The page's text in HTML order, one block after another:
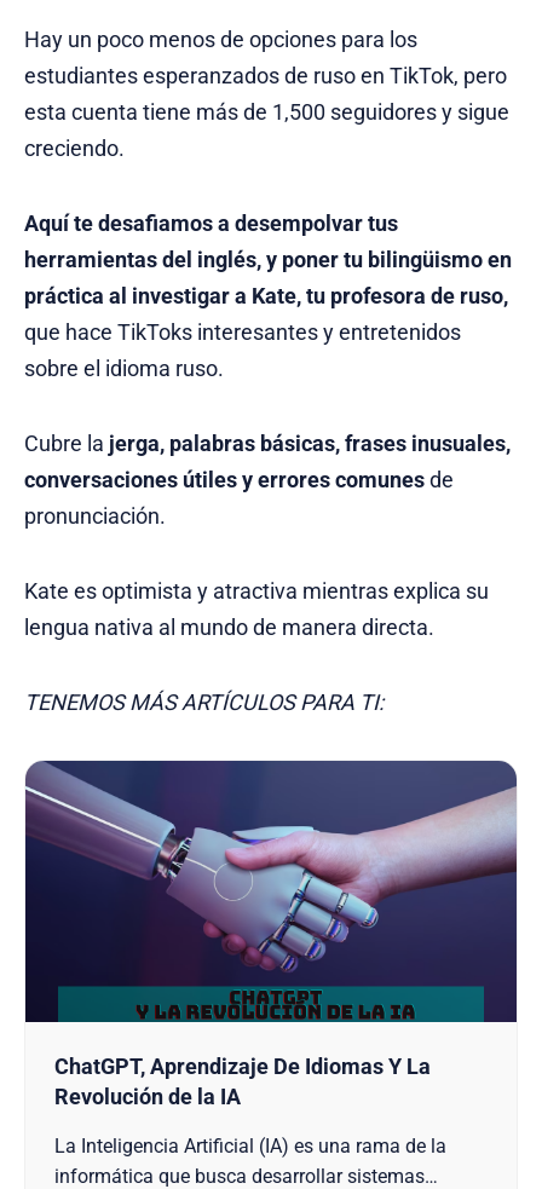
Hay un poco menos de opciones para los
estudiantes esperanzados de ruso en TikTok, pero
esta cuenta tiene más de 1,500 seguidores y sigue
creciendo.
Aquí te desafiamos a desempolvar tus
herramientas del inglés, y poner tu bilingüismo en
práctica al investigar a Kate, tu profesora de ruso,
que hace TikToks interesantes y entretenidos
sobre el idioma ruso.
Cubre la jerga, palabras básicas, frases inusuales,
conversaciones útiles y errores comunesde
pronunciación.
Kate es optimista y atractiva mientras explica su
lengua nativa al mundo de manera directa.
TENEMOS MÁS ARTÍCULOS PARA TI:
ChatGPT, Aprendizaje De Idiomas Y La
Revolución de la IA
La Inteligencia Artificial (IA) es una rama de la
informática que busca desarrollar sistemas